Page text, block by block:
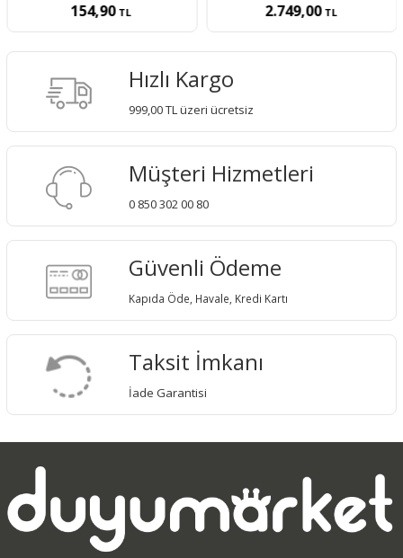
154,90TL 2.749,00TL
Hızlı Kargo
999,00 TL üzeri ücretsiz
Müşteri Hizmetleri
0 850 302 00 80
Güvenli Ödeme
Kapıda Öde, Havale, Kredi Kartı
Taksit İmkanı
İade Garantisi